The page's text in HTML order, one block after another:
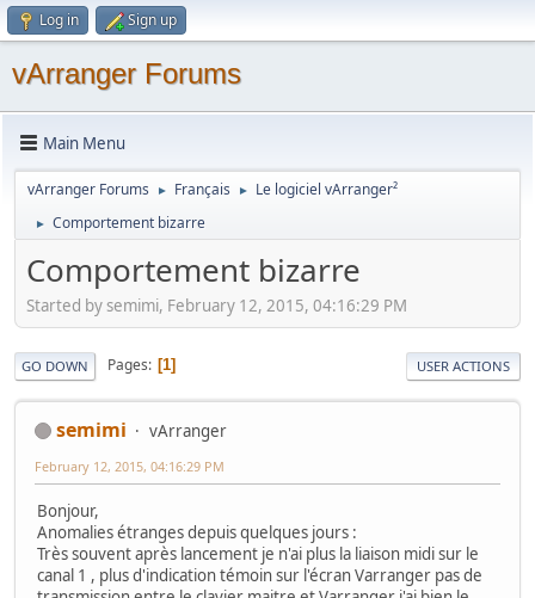
Log in Sign up
vArranger Forums
Main Menu
vArranger Forums ► Français ► Le logiciel vArranger²
► Comportement bizarre
Comportement bizarre
Started by semimi, February 12, 2015, 04:16:29 PM
GO DOWN Pages 1 USER ACTIONS
semimi vArranger
February 12, 2015, 04:16:29 PM
Bonjour,
Anomalies étranges depuis quelques jours :
Très souvent après lancement je n'ai plus la liaison midi sur le
canal 1 , plus d'indication témoin sur l'écran Varranger pas de